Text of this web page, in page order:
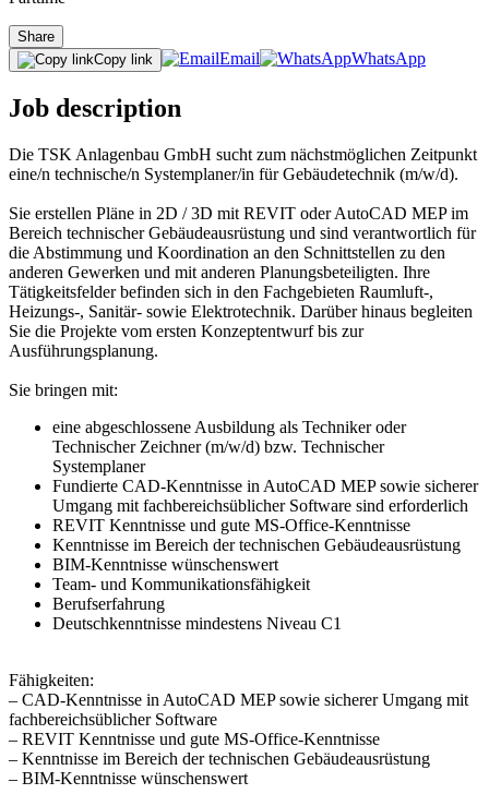
Share
Copy link
Email WhatsApp
Job description
Die TSK Anlagenbau GmbH sucht zum nächstmöglichen Zeitpunkt
eine/n technische/n Systemplaner/in für Gebäudetechnik (m/w/d).
Sie erstellen Pläne in 2D / 3D mit REVIT oder AutoCAD MEP im
Bereich technischer Gebäudeausrüstung und sind verantwortlich für
die Abstimmung und Koordination an den Schnittstellen zu den
anderen Gewerken und mit anderen Planungsbeteiligten. Ihre
Tätigkeitsfelder befinden sich in den Fachgebieten Raumluft-,
Heizungs-, Sanitär- sowie Elektrotechnik. Darüber hinaus begleiten
Sie die Projekte vom ersten Konzeptentwurf bis zur
Ausführungsplanung.
Sie bringen mit:
eine abgeschlossene Ausbildung als Techniker oder
Technischer Zeichner (m/w/d) bzw. Technischer
Systemplaner
Fundierte CAD-Kenntnisse in AutoCAD MEP sowie sicherer
Umgang mit fachbereichsüblicher Software sind erforderlich
REVIT Kenntnisse und gute MS-Office-Kenntnisse
Kenntnisse im Bereich der technischen Gebäudeausrüstung
BIM-Kenntnisse wünschenswert
Team- und Kommunikationsfähigkeit
Berufserfahrung
Deutschkenntnisse mindestens Niveau C1
Fähigkeiten:
– CAD-Kenntnisse in AutoCAD MEP sowie sicherer Umgang mit
fachbereichsüblicher Software
– REVIT Kenntnisse und gute MS-Office-Kenntnisse
– Kenntnisse im Bereich der technischen Gebäudeausrüstung
– BIM-Kenntnisse wünschenswert